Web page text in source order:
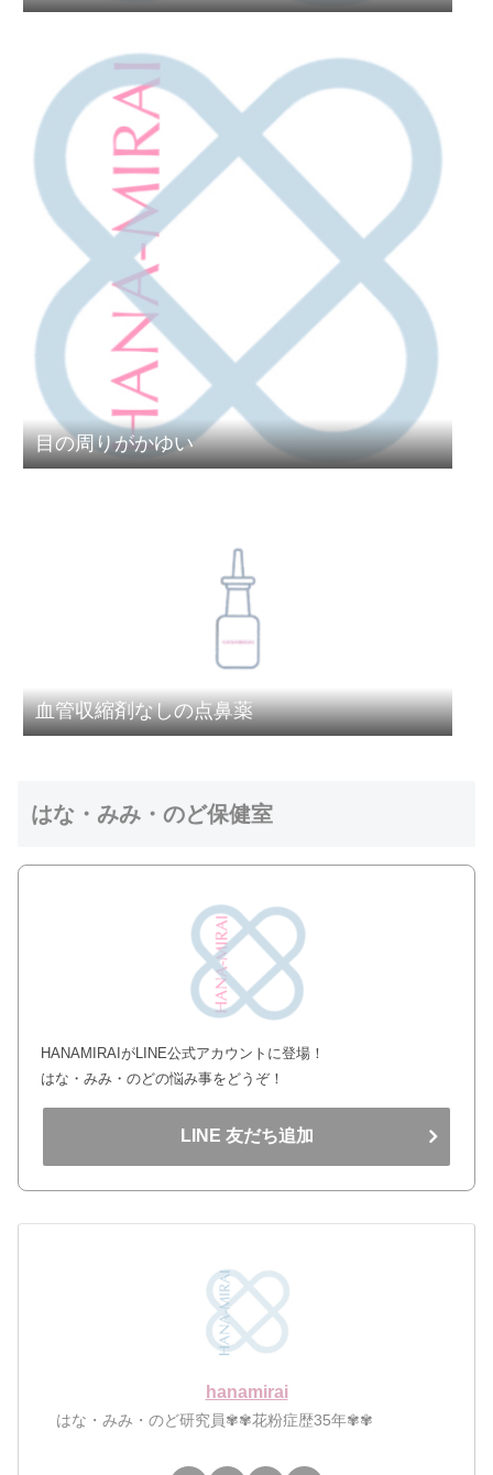
目の周りがかゆい
血管収縮剤なしの点鼻薬
はな・みみ・のど保健室
HANAMIRAIがLINE公式アカウントに登場！
はな・みみ・のどの悩み事をどうぞ！
LINE 友だち追加
hanamirai
はな・みみ・のど研究員✾✾花粉症歴35年✾✾